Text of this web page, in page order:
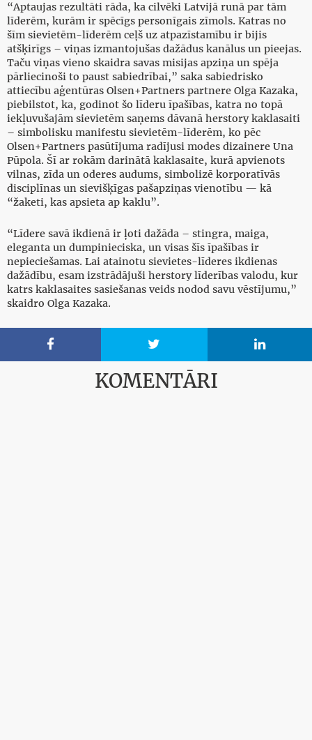
“Aptaujas rezultāti rāda, ka cilvēki Latvijā runā par tām
līderēm, kurām ir spēcīgs personīgais zīmols. Katras no
šīm sievietēm-līderēm ceļš uz atpazīstamību ir bijis
atšķirīgs – viņas izmantojušas dažādus kanālus un pieejas.
Taču viņas vieno skaidra savas misijas apziņa un spēja
pārliecinoši to paust sabiedrībai,” saka sabiedrisko
attiecību aģentūras Olsen+Partners partnere Olga Kazaka,
piebilstot, ka, godinot šo līderu īpašības, katra no topā
iekļuvušajām sievietēm saņems dāvanā herstory kaklasaiti
– simbolisku manifestu sievietēm-līderēm, ko pēc
Olsen+Partners pasūtījuma radījusi modes dizainere Una
Pūpola. Šī ar rokām darinātā kaklasaite, kurā apvienots
vilnas, zīda un oderes audums, simbolizē korporatīvās
disciplīnas un sievišķīgas pašapziņas vienotību — kā
“žaketi, kas apsieta ap kaklu”.
“Līdere savā ikdienā ir ļoti dažāda – stingra, maiga,
eleganta un dumpinieciska, un visas šīs īpašības ir
nepieciešamas. Lai atainotu sievietes-līderes ikdienas
dažādību, esam izstrādājuši herstory līderības valodu, kur
katrs kaklasaites sasiešanas veids nodod savu vēstījumu,”
skaidro Olga Kazaka.
  
KOMENTĀRI